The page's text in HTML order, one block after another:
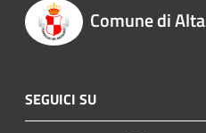
Comune di
SEGUICI SU